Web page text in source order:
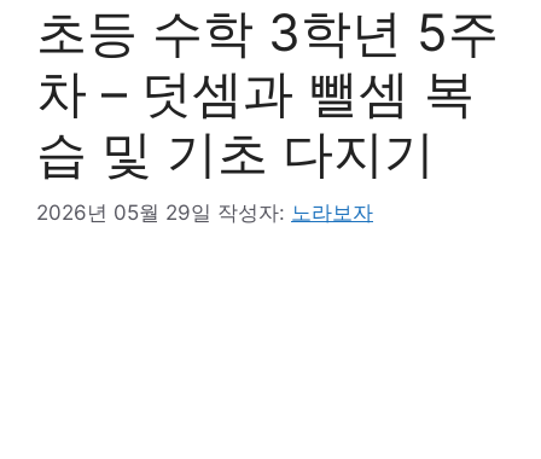
초등 수학 3학년 5주
차 – 덧셈과 뺄셈 복
습 및 기초 다지기
2026년 05월 29일 작성자: 노라보자